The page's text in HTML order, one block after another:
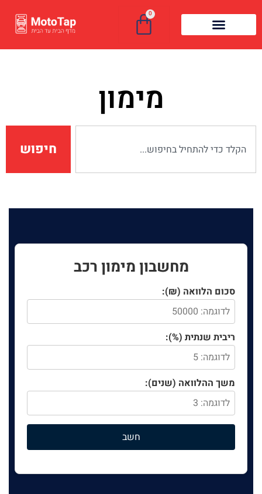
0
מימון
חיפוש
מחשבון מימון רכב
סכום הלוואה (₪):
ריבית שנתית (%):
משך ההלוואה (שנים):
חשב